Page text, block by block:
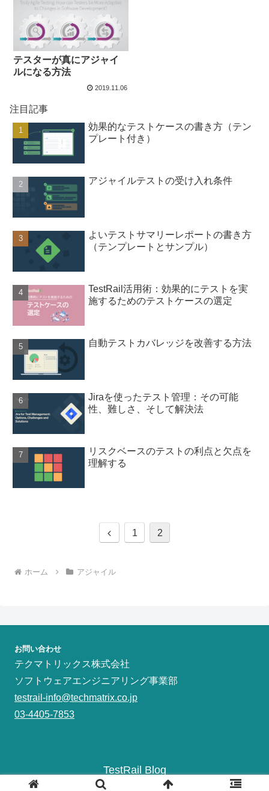
テスターが真にアジャイ
ルになる方法
2019.11.06
注目記事
効果的なテストケースの書き方（テン
プレート付き）
アジャイルテストの受け入れ条件
よいテストサマリーレポートの書き方
（テンプレートとサンプル）
TestRail活用術：効果的にテストを実
施するためのテストケースの選定
自動テストカバレッジを改善する方法
Jiraを使ったテスト管理：その可能
性、難しさ、そして解決法
リスクベースのテストの利点と欠点を
理解する
前
1 2
ホーム アジャイル
お問い合わせ
テクマトリックス株式会社
ソフトウェアエンジニアリング事業部
testrail-info@techmatrix.co.jp
03-4405-7853
TestRail Blog
Copyright © 2019-2026 TechMatrix All Rights Reserved.